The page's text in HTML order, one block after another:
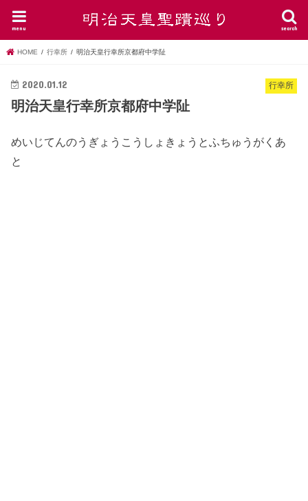
search
menu
HOME 行幸所 明治天皇行幸所京都府中学阯
行幸所
2020.01.12
明治天皇行幸所京都府中学阯
めいじてんのうぎょうこうしょきょうとふちゅうがくあ
と